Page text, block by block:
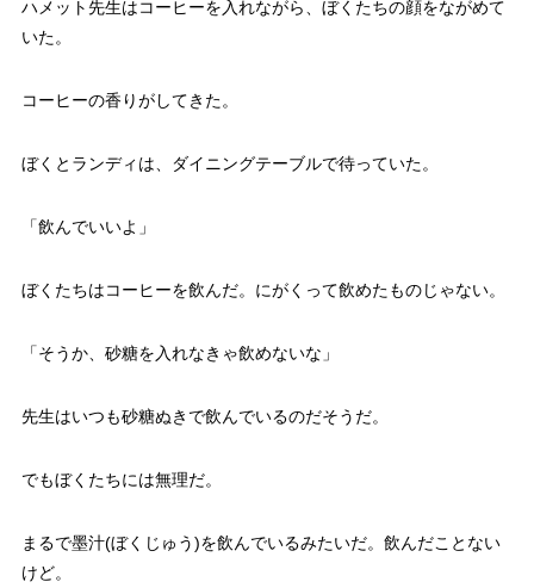
ハメット先生はコーヒーを入れながら、ぼくたちの顔をながめて
いた。
コーヒーの香りがしてきた。
ぼくとランディは、ダイニングテーブルで待っていた。
「飲んでいいよ」
ぼくたちはコーヒーを飲んだ。にがくって飲めたものじゃない。
「そうか、砂糖を入れなきゃ飲めないな」
先生はいつも砂糖ぬきで飲んでいるのだそうだ。
でもぼくたちには無理だ。
まるで墨汁(ぼくじゅう)を飲んでいるみたいだ。飲んだことない
けど。